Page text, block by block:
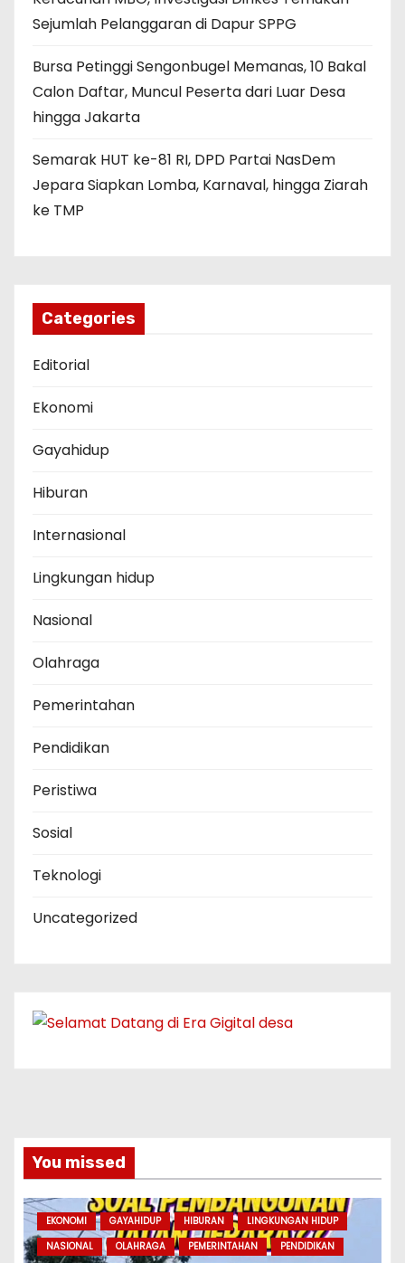
Sejumlah Pelanggaran di Dapur SPPG
Bursa Petinggi Sengonbugel Memanas, 10 Bakal
Calon Daftar, Muncul Peserta dari Luar Desa
hingga Jakarta
Semarak HUT ke-81 RI, DPD Partai NasDem
Jepara Siapkan Lomba, Karnaval, hingga Ziarah
ke TMP
Categories
Editorial
Ekonomi
Gayahidup
Hiburan
Internasional
Lingkungan hidup
Nasional
Olahraga
Pemerintahan
Pendidikan
Peristiwa
Sosial
Teknologi
Uncategorized
You missed
EKONOMI GAYAHIDUP HIBURAN
LINGKUNGAN HIDUP
NASIONAL
OLAHRAGA PEMERINTAHAN
PENDIDIKAN